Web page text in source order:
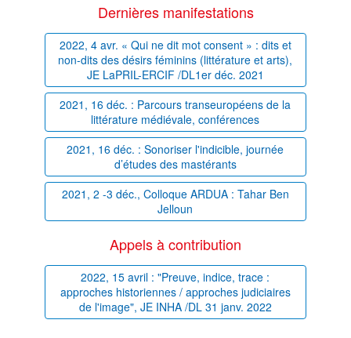
Dernières manifestations
2022, 4 avr. « Qui ne dit mot consent » : dits et
non-dits des désirs féminins (littérature et arts),
JE LaPRIL-ERCIF /DL1er déc. 2021
2021, 16 déc. : Parcours transeuropéens de la
littérature médiévale, conférences
2021, 16 déc. : Sonoriser l'indicible, journée
d’études des mastérants
2021, 2 -3 déc., Colloque ARDUA : Tahar Ben
Jelloun
Appels à contribution
2022, 15 avril : "Preuve, indice, trace :
approches historiennes / approches judiciaires
de l'image", JE INHA /DL 31 janv. 2022